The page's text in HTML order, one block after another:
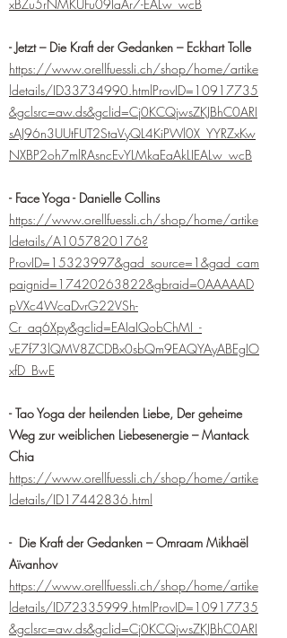
xBZu5rNMKUFu09IaAr7-EALw_wcB
- Jetzt – Die Kraft der Gedanken – Eckhart Tolle
https://www.orellfuessli.ch/shop/home/artike
ldetails/ID33734990.htmlProvID=10917735
&gclsrc=aw.ds&gclid=Cj0KCQjwsZKJBhC0ARI
sAJ96n3UUtFUT2StaVyQL4KiPWl0X_YYRZxKw
NXBP2oh7mlRAsncEvYLMkaEaAkLIEALw_wcB
- Face Yoga - Danielle Collins
https://www.orellfuessli.ch/shop/home/artike
ldetails/A1057820176?
ProvID=15323997&gad_source=1&gad_cam
paignid=17420263822&gbraid=0AAAAAD
pVXc4WcaDvrG22VSh-
Cr_aq6Xpy&gclid=EAIaIQobChMI_-
vE7f73lQMV8ZCDBx0sbQm9EAQYAyABEgIO
xfD_BwE
- Tao Yoga der heilenden Liebe, Der geheime
Weg zur weiblichen Liebesenergie –Mantack
Chia
https://www.orellfuessli.ch/shop/home/artike
ldetails/ID17442836.html
- Die Kraft der Gedanken – Omraam Mikhaël
Aïvanhov
https://www.orellfuessli.ch/shop/home/artike
ldetails/ID72335999.htmlProvID=10917735
&gclsrc=aw.ds&gclid=Cj0KCQjwsZKJBhC0ARI